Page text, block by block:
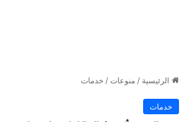
الرئيسية / منوعات / خدمات
خدمات